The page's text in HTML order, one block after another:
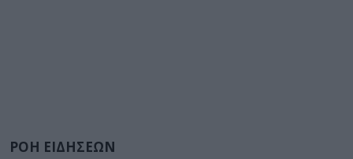
ΡΟΗ ΕΙΔΗΣΕΩΝ